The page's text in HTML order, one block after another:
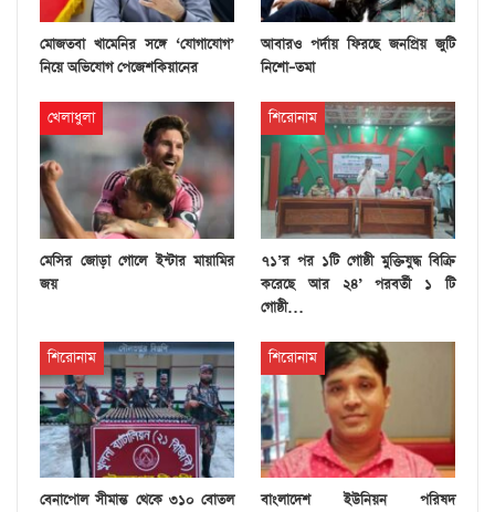
মোজতবা খামেনির সঙ্গে ‘যোগাযোগ’
নিয়ে অভিযোগ পেজেশকিয়ানের
আবারও পর্দায় ফিরছে জনপ্রিয় জুটি
নিশো–তমা
খেলাধুলা
মেসির জোড়া গোলে ইন্টার মায়ামির
জয়
শিরোনাম
৭১’র পর ১টি গোষ্ঠী মুক্তিযুদ্ধ বিক্রি
করেছে আর ২৪’ পরবর্তী ১ টি
গোষ্ঠী…
শিরোনাম
বেনাপোল সীমান্ত থেকে ৩১০ বোতল
শিরোনাম
বাংলাদেশ ইউনিয়ন পরিষদ